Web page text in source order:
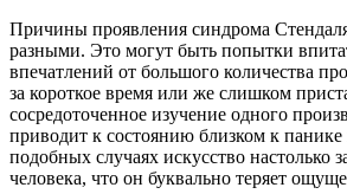
Причины проявления синдрома
разными. Это могут быть попытки
впечатлений от большого количества
за короткое время или же слишком
сосредоточенное изучение одного
приводит к состоянию близком к панике
подобных случаях искусство настолько
человека, что он буквально теряет